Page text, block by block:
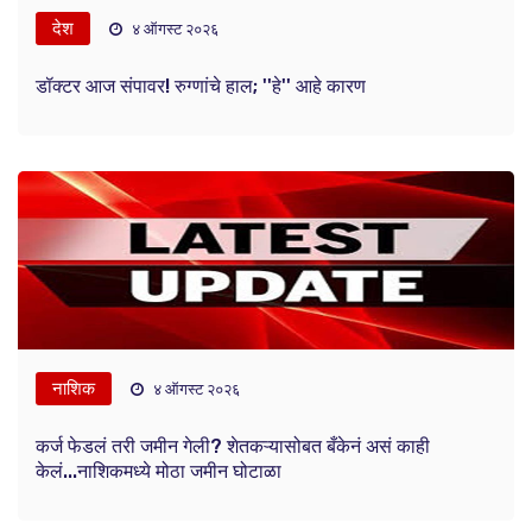
देश ४ ऑगस्ट २०२६
डॉक्टर आज संपावर! रुग्णांचे हाल; ''हे'' आहे कारण
नाशिक ४ ऑगस्ट २०२६
कर्ज फेडलं तरी जमीन गेली? शेतकऱ्यासोबत बँकेनं असं काही
केलं...नाशिकमध्ये मोठा जमीन घोटाळा